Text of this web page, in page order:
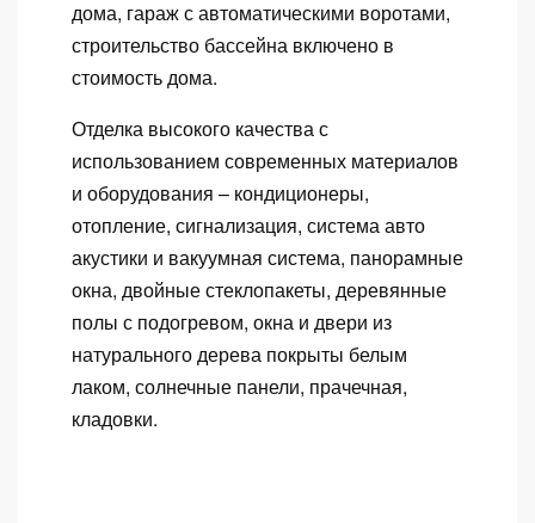
дома, гараж с автоматическими воротами,
строительство бассейна включено в
стоимость дома.
Отделка высокого качества с
использованием современных материалов
и оборудования – кондиционеры,
отопление, сигнализация, система авто
акустики и вакуумная система, панорамные
окна, двойные стеклопакеты, деревянные
полы с подогревом, окна и двери из
натурального дерева покрыты белым
лаком, солнечные панели, прачечная,
кладовки.